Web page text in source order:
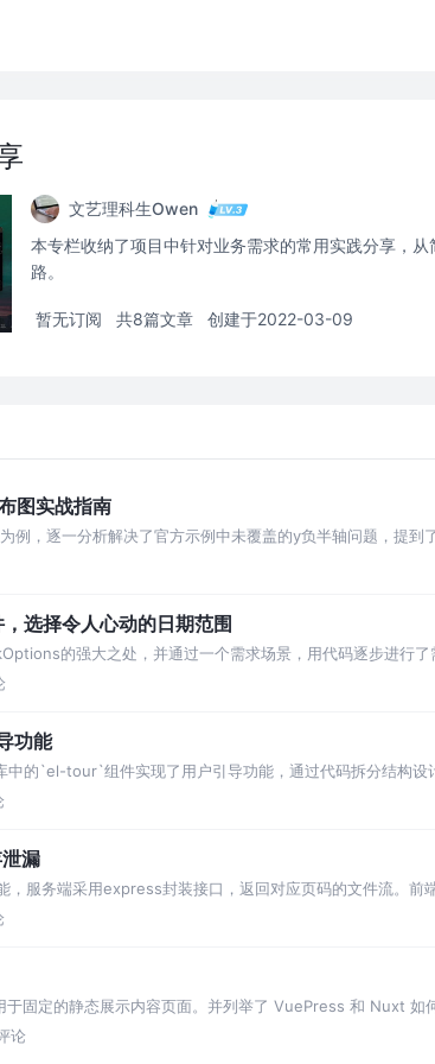
文艺理科生Owen
本专栏收纳了项目中针对业务需求的常用实践分享，
路。
暂无订阅 共8篇文章 创建于2022-03-09
图实战指南
例，逐一分析解决了官方示例中未覆盖的y负半轴问题，提到
。
选择令人心动的日期范围
的强大之处，并通过一个需求场景，用代码逐步进行了
功能
的`el-tour`组件实现了用户引导功能，通过代码拆分结构设
和解决方法进行了说明
漏
，服务端采用express封装接口，返回对应页码的文件流。
泄漏问题。
于固定的静态展示内容页面。并列举了 VuePress 和 Nuxt 如
论